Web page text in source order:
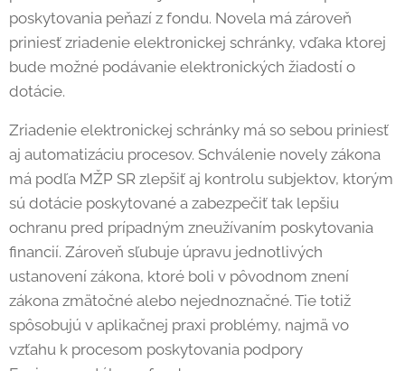
poskytovania peňazí z fondu. Novela má zároveň
priniesť zriadenie elektronickej schránky, vďaka ktorej
bude možné podávanie elektronických žiadostí o
dotácie.
Zriadenie elektronickej schránky má so sebou priniesť
aj automatizáciu procesov. Schválenie novely zákona
má podľa MŽP SR zlepšiť aj kontrolu subjektov, ktorým
sú dotácie poskytované a zabezpečiť tak lepšiu
ochranu pred prípadným zneužívaním poskytovania
financií. Zároveň sľubuje úpravu jednotlivých
ustanovení zákona, ktoré boli v pôvodnom znení
zákona zmätočné alebo nejednoznačné. Tie totiž
spôsobujú v aplikačnej praxi problémy, najmä vo
vzťahu k procesom poskytovania podpory